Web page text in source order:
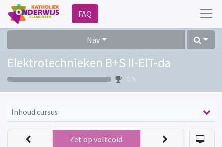
FAQ
Nav
Elektrotechnieken B+S II-ElT-da
0 %
Inhoud cursus
Zet op voltooid